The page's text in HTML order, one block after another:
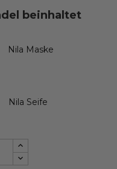
beinhaltet
Nila Maske
Nila Seife